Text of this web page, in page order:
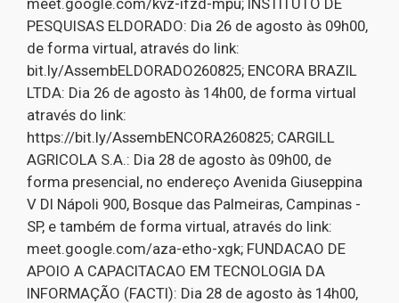
PESQUISAS ELDORADO: Dia 26 de agosto às 09h00,
de forma virtual, através do link:
bit.ly/AssembELDORADO260825; ENCORA BRAZIL
LTDA: Dia 26 de agosto às 14h00, de forma virtual
através do link:
https://bit.ly/AssembENCORA260825; CARGILL
AGRICOLA S.A.: Dia 28 de agosto às 09h00, de
forma presencial, no endereço Avenida Giuseppina
V DI Nápoli 900, Bosque das Palmeiras, Campinas -
SP, e também de forma virtual, através do link:
meet.google.com/aza-etho-xgk; FUNDACAO DE
APOIO A CAPACITACAO EM TECNOLOGIA DA
INFORMAÇÃO (FACTI): Dia 28 de agosto às 14h00,